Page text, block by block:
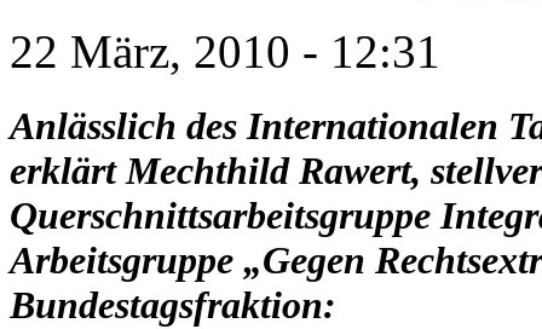
22 März, 2010 - 12:31
Anlässlich des Internationalen
erklärt Mechthild Rawert,
Querschnittsarbeitsgruppe
Arbeitsgruppe „Gegen
Bundestagsfraktion: